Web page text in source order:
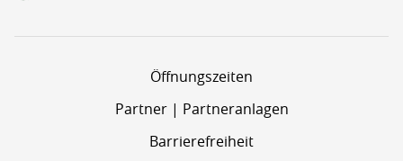
Öffnungszeiten
Partner | Partneranlagen
Barrierefreiheit